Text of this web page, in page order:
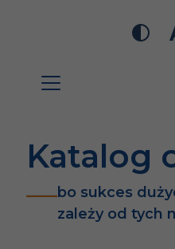
Katalog
bo sukces
zależy od tych